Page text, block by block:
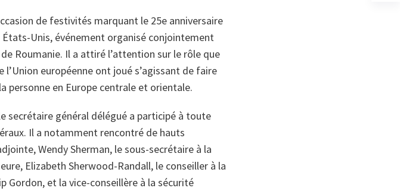
de festivités marquant le 25e anniversaire
Unis, événement organisé conjointement
Roumanie. Il a attiré l’attention sur le rôle que
européenne ont joué s’agissant de faire
personne en Europe centrale et orientale.
secrétaire général délégué a participé à toute
Il a notamment rencontré de hauts
Wendy Sherman, le sous-secrétaire à la
Elizabeth Sherwood-Randall, le conseiller à la
Gordon, et la vice-conseillère à la sécurité